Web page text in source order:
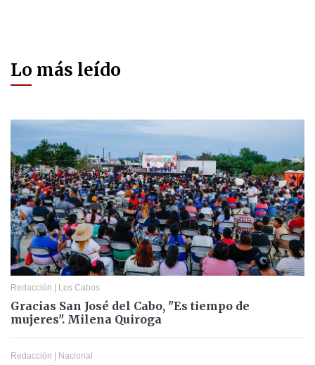
Lo más leído
Redacción | Los Cabos
Gracias San José del Cabo, "Es tiempo de
mujeres". Milena Quiroga
Redacción | Nacional